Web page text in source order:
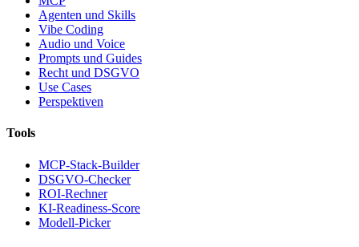
Agenten und Skills
Vibe Coding
Audio und Voice
Prompts und Guides
Recht und DSGVO
Use Cases
Perspektiven
Tools
MCP-Stack-Builder
DSGVO-Checker
ROI-Rechner
KI-Readiness-Score
Modell-Picker